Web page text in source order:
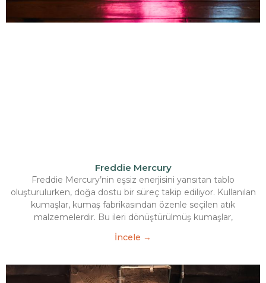
Freddie Mercury
Freddie Mercury’nin eşsiz enerjisini yansıtan tablo
oluşturulurken, doğa dostu bir süreç takip ediliyor. Kullanılan
kumaşlar, kumaş fabrikasından özenle seçilen atık
malzemelerdir. Bu ileri dönüştürülmüş kumaşlar,
İncele →